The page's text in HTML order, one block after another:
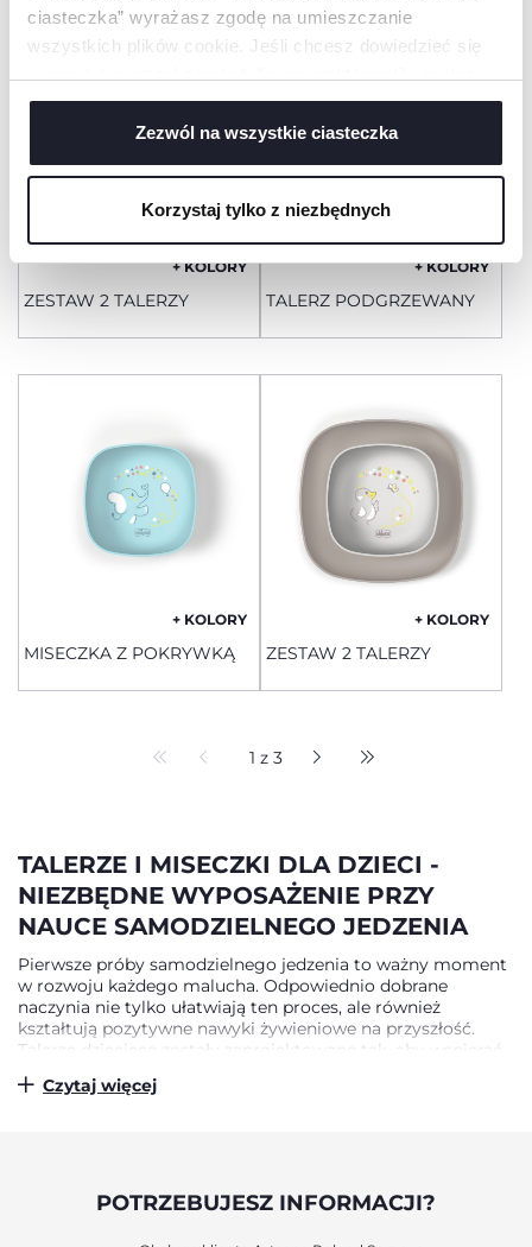
ciasteczka” wyrażasz zgodę na umieszczanie
wszystkich plików cookie. Jeśli chcesz dowiedzieć się
kliknij „Ustawienia”. Zamykając ten baner, wyrażasz
zgodę na używanie wyłącznie technicznych plików
cookie, które są niezbędne dla żądanej usługi.
Zezwól na wszystkie ciasteczka
Korzystaj tylko z niezbędnych
+ KOLORY
ZESTAW 2 TALERZY
+ KOLORY
TALERZ PODGRZEWANY
+ KOLORY
MISECZKA Z POKRYWKĄ
+ KOLORY
ZESTAW 2 TALERZY
1 z 3
TALERZE I MISECZKI DLA DZIECI -
NIEZBĘDNE WYPOSAŻENIE PRZY
NAUCE SAMODZIELNEGO JEDZENIA
Pierwsze próby samodzielnego jedzenia to ważny moment
w rozwoju każdego malucha. Odpowiednio dobrane
naczynia nie tylko ułatwiają ten proces, ale również
kształtują pozytywne nawyki żywieniowe na przyszłość.
Talerze dziecięce zostały zaprojektowane tak, aby wspierać
małe rączki w trudnej sztuce posługiwania się sztućcami i
przenoszenia jedzenia z talerza do buzi. Kluczową rolę w
praktyczne rozwiązanie, które znacząco zmniejsza frustrację
rynku dostępne są różnorodne rodzaje talerzyków
Czytaj więcej
POTRZEBUJESZ INFORMACJI?